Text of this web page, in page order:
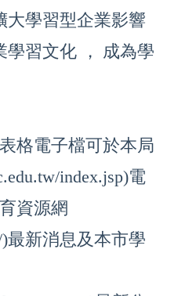
大學習型企業影響
習文化 ，
成為學
格電子檔可於本局
index.jsp)電
資源網
最新消息及本市學